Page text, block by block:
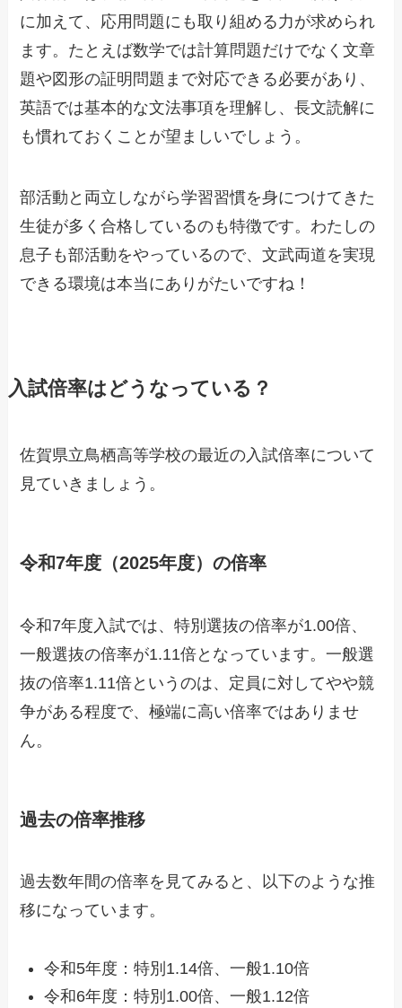
に加えて、応用問題にも取り組める力が求められ
ます。たとえば数学では計算問題だけでなく文章
題や図形の証明問題まで対応できる必要があり、
英語では基本的な文法事項を理解し、長文読解に
も慣れておくことが望ましいでしょう。
部活動と両立しながら学習習慣を身につけてきた
生徒が多く合格しているのも特徴です。わたしの
息子も部活動をやっているので、文武両道を実現
できる環境は本当にありがたいですね！
入試倍率はどうなっている？
佐賀県立鳥栖高等学校の最近の入試倍率について
見ていきましょう。
令和7年度（2025年度）の倍率
令和7年度入試では、特別選抜の倍率が1.00倍、
一般選抜の倍率が1.11倍となっています。一般選
抜の倍率1.11倍というのは、定員に対してやや競
争がある程度で、極端に高い倍率ではありませ
ん。
過去の倍率推移
過去数年間の倍率を見てみると、以下のような推
移になっています。
令和5年度：特別1.14倍、一般1.10倍
令和6年度：特別1.00倍、一般1.12倍